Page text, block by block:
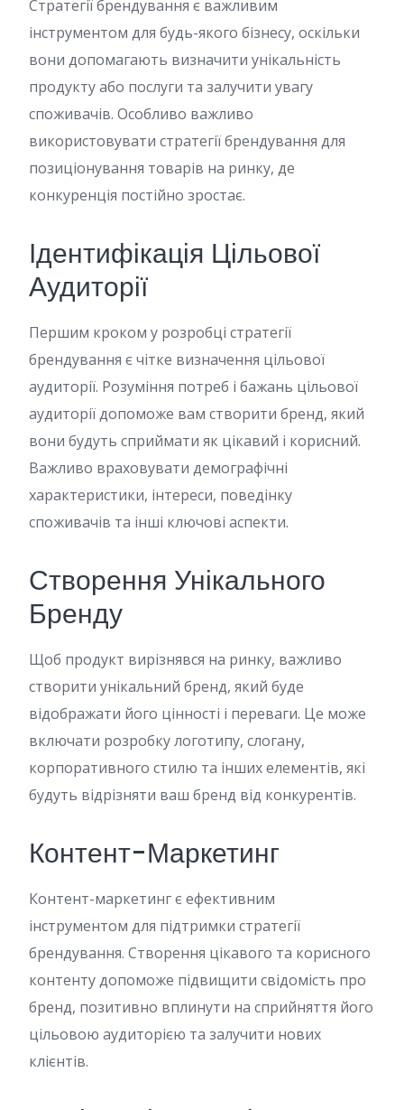
Стратегії брендування є важливим
інструментом для будь-якого бізнесу, оскільки
вони допомагають визначити унікальність
продукту або послуги та залучити увагу
споживачів. Особливо важливо
використовувати стратегії брендування для
позиціонування товарів на ринку, де
конкуренція постійно зростає.
Ідентифікація Цільової
Аудиторії
Першим кроком у розробці стратегії
брендування є чітке визначення цільової
аудиторії. Розуміння потреб і бажань цільової
аудиторії допоможе вам створити бренд, який
вони будуть сприймати як цікавий і корисний.
Важливо враховувати демографічні
характеристики, інтереси, поведінку
споживачів та інші ключові аспекти.
Створення Унікального
Бренду
Щоб продукт вирізнявся на ринку, важливо
створити унікальний бренд, який буде
відображати його цінності і переваги. Це може
включати розробку логотипу, слогану,
корпоративного стилю та інших елементів, які
будуть відрізняти ваш бренд від конкурентів.
Контент-Маркетинг
Контент-маркетинг є ефективним
інструментом для підтримки стратегії
брендування. Створення цікавого та корисного
контенту допоможе підвищити свідомість про
бренд, позитивно вплинути на сприйняття його
цільовою аудиторією та залучити нових
клієнтів.